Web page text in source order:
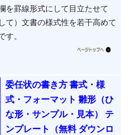
を罫線形式にして目立たせて
て）文書の様式性を若干高めて
す。
委任状の書き方 書式・様
式・フォーマット 雛形（ひ
な形・サンプル・見本） テ
ンプレート（無料 ダウンロ